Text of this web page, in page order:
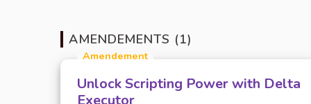
AMENDEMENTS (1)
Amendement
Unlock Scripting Power with Delta